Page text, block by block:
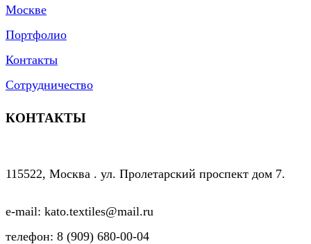
Москве
Портфолио
Контакты
Сотрудничество
КОНТАКТЫ
115522, Москва . ул. Пролетарский проспект дом 7.
e-mail: kato.textiles@mail.ru
телефон: 8 (909) 680-00-04